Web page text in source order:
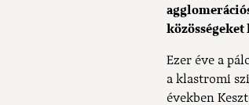
Ezer éve a
a klastromi
években